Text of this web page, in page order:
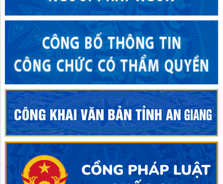
PHƯỜNG BÌNH ĐỨC RA QUÂN CHIẾN DỊCH LÀM SẠCH
DỮ LIỆU DÂN CƯ VÀ KHÁM, CẤP THUỐC MIỄN PHÍ
06/07/2026
TIN MỚI
PHƯỜNG BÌNH ĐỨC TRIỂN KHAI NỘP HỒ SƠ TRỰC
TUYẾN CẤP MÃ SỐ VÙNG TRỒNG, MÃ SỐ CƠ SỞ ĐÓNG
GÓI